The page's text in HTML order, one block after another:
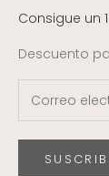
Consigue un
Descuento